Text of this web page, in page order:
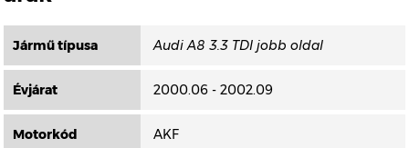
Jármű típusa
Évjárat 2000.06 - 2002.09
Motorkód AKF